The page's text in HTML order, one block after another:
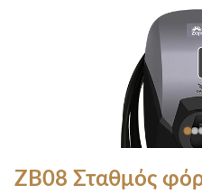
ZB08 Σταθμός